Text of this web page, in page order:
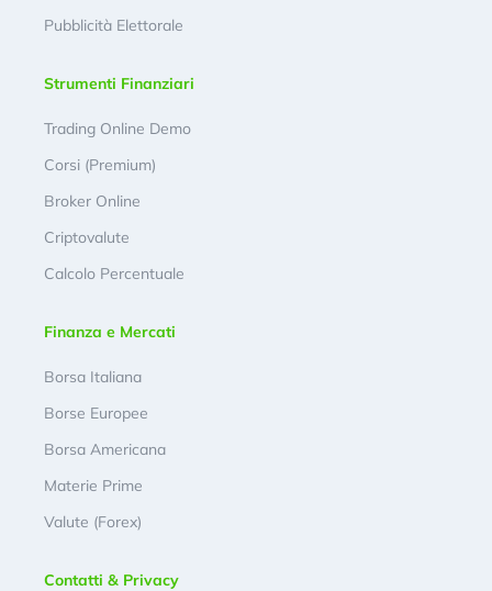
Pubblicità Elettorale
Strumenti Finanziari
Trading Online Demo
Corsi (Premium)
Broker Online
Criptovalute
Calcolo Percentuale
Finanza e Mercati
Borsa Italiana
Borse Europee
Borsa Americana
Materie Prime
Valute (Forex)
Contatti & Privacy